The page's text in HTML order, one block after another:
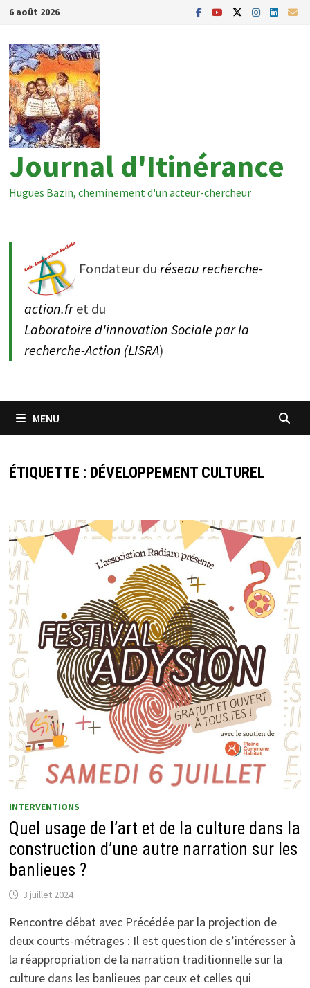
Passer
contenu
6 août 2026
Journal d'Itinérance
Hugues Bazin, cheminement d'un acteur-chercheur
Fondateur duréseau recherche-
action.fret du
Laboratoire d'innovation Sociale par la
recherche-Action (LISRA)
MENU
ÉTIQUETTE : DÉVELOPPEMENT CULTUREL
INTERVENTIONS
Quel usage de l’art et de la culture dans la
construction d’une autre narration sur les
banlieues ?
3 juillet 2024
Rencontre débat avec Précédée par la projection de
deux courts-métrages : Il est question de s’intéresser à
la réappropriation de la narration traditionnelle sur la
culture dans les banlieues par ceux et celles qui